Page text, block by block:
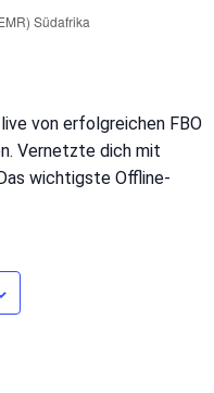
Südafrika
von erfolgreichen FBO
Vernetzte dich mit
wichtigste Offline-